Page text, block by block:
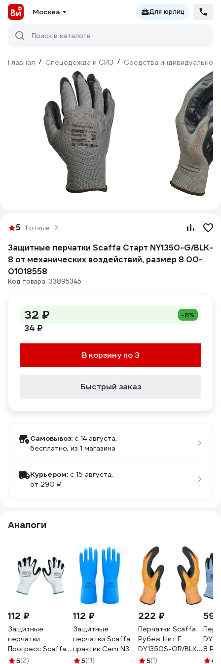
Москва Для юрлиц
Поиск в каталоге
Главная / Спецодежда и СИЗ / Средства индивидуальной
5 1 отзыв
Защитные перчатки Scaffa Старт NY1350-G/BLK-
8 от механических воздействий, размер 8 00-
01018558
Код товара: 33895345
32 ₽ -6%
34 ₽
В корзину по 3
Быстрый заказ
Самовывоз: c 14 августа,
бесплатно, из 1 магазина
Курьером: c 15 августа,
от 290 ₽
Аналоги
112 ₽
Защитные
перчатки
Прогресс Scaffa
ny1350f-cc от
5(2)
112 ₽
Защитные
перчатки Scaffa
практик Cem N38
от химических
5(11)
222 ₽
Перчатки Scaffa
Рубеж Нит Е
DY1350S-OR/BLK
от порезов
5(1)
8
4